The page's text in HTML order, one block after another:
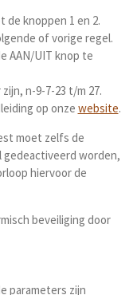
de knoppen 1 en 2.
of vorige regel.
AAN/UIT knop te
n-9-7-23 t/m 27.
op onze website.
moet zelfs de
gedeactiveerd worden,
hiervoor de
beveiliging door
parameters zijn